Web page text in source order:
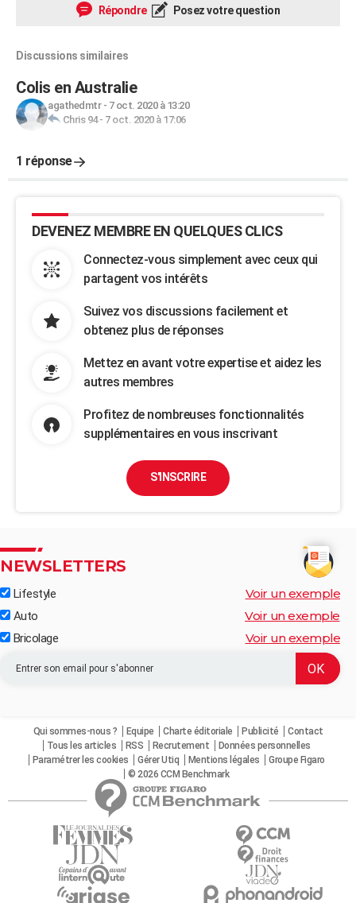
Répondre Posez votre question
Discussions similaires
Colis en Australie
agathedmtr- 7 oct. 2020 à 13:20
Chris 94- 7 oct. 2020 à 17:06
1 réponse
DEVENEZ MEMBRE EN QUELQUES CLICS
Connectez-vous simplement avec ceux qui
partagent vos intérêts
Suivez vos discussions facilement et
obtenez plus de réponses
Mettez en avant votre expertise et aidez les
autres membres
Profitez de nombreuses fonctionnalités
supplémentaires en vous inscrivant
S'INSCRIRE
NEWSLETTERS
Lifestyle Voir un exemple
Auto Voir un exemple
Bricolage Voir un exemple
Qui sommes-nous ? Equipe Charte éditoriale Publicité
Contact
Tous les articles
RSS Recrutement
Données personnelles
Paramétrer les cookies
Gérer Utiq Mentions légales
Groupe Figaro
© 2026 CCM Benchmark